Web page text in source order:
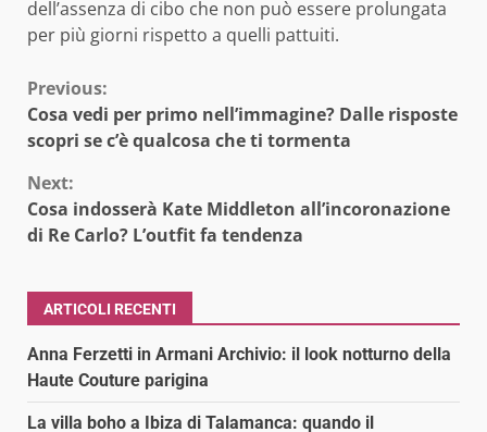
dell’assenza di cibo che non può essere prolungata
per più giorni rispetto a quelli pattuiti.
Continue
Reading
Previous:
Cosa vedi per primo nell’immagine? Dalle risposte
scopri se c’è qualcosa che ti tormenta
Next:
Cosa indosserà Kate Middleton all’incoronazione
di Re Carlo? L’outfit fa tendenza
ARTICOLI RECENTI
Anna Ferzetti in Armani Archivio: il look notturno della
Haute Couture parigina
La villa boho a Ibiza di Talamanca: quando il